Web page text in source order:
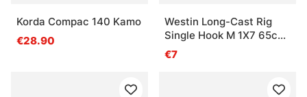
Korda Compac 140 Kamo
€28.90
Westin Long-Cast Rig
Single Hook M 1X7 65cm
14Kg/30Lbs #4+#1/8
€7